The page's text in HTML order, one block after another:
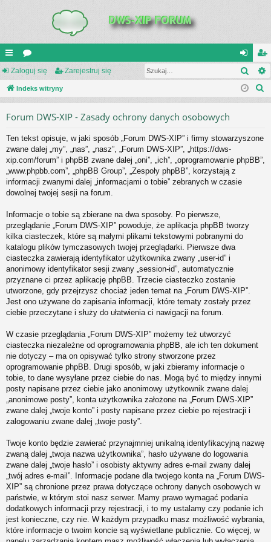
UI
C
IN
K
S
or
a
al
og
ę
ar
ej
si
Zaloguj się Zarejestruj się
Indeks witryny
Forum DWS-XIP - Zasady ochrony danych osobowych
Ten tekst opisuje, w jaki sposób „Forum DWS-XIP” i firmy stowarzyszone
zwane dalej „my”, „nas”, „nasz”, „Forum DWS-XIP”, „https://dws-
xip.com/forum” i phpBB zwane dalej „oni”, „ich”, „oprogramowanie phpBB”,
„www.phpbb.com”, „phpBB Group”, „Zespoły phpBB”, korzystają z
informacji zwanymi dalej „informacjami o tobie” zebranych w czasie
dowolnej twojej sesji na forum.
Informacje o tobie są zbierane na dwa sposoby. Po pierwsze,
przeglądanie „Forum DWS-XIP” powoduje, że aplikacja phpBB tworzy
kilka ciasteczek, które są małymi plikami tekstowymi pobranymi do
katalogu plików tymczasowych twojej przeglądarki. Pierwsze dwa
ciasteczka zawierają identyfikator użytkownika zwany „user-id” i
anonimowy identyfikator sesji zwany „session-id”, automatycznie
przyznane ci przez aplikację phpBB. Trzecie ciasteczko zostanie
utworzone, gdy przejrzysz chociaż jeden temat na „Forum DWS-XIP”.
Jest ono używane do zapisania informacji, które tematy zostały przez
ciebie przeczytane i służy do ułatwienia ci nawigacji na forum.
W czasie przeglądania „Forum DWS-XIP” możemy też utworzyć
ciasteczka niezależne od oprogramowania phpBB, ale ich ten dokument
nie dotyczy – ma on opisywać tylko strony stworzone przez
oprogramowanie phpBB. Drugi sposób, w jaki zbieramy informacje o
tobie, to dane wysyłane przez ciebie do nas. Mogą być to między innymi
posty napisane przez ciebie jako anonimowy użytkownik zwane dalej
„anonimowe posty”, konta użytkownika założone na „Forum DWS-XIP”
zwane dalej „twoje konto” i posty napisane przez ciebie po rejestracji i
zalogowaniu zwane dalej „twoje posty”.
Twoje konto będzie zawierać przynajmniej unikalną identyfikacyjną nazwę
zwaną dalej „twoja nazwa użytkownika”, hasło używane do logowania
zwane dalej „twoje hasło” i osobisty aktywny adres e-mail zwany dalej
„twój adres e-mail”. Informacje podane dla twojego konta na „Forum DWS-
XIP” są chronione przez prawa dotyczące ochrony danych osobowych w
państwie, w którym stoi nasz serwer. Mamy prawo wymagać podania
dodatkowych informacji przy rejestracji, i to my ustalamy czy podanie ich
jest konieczne, czy nie. W każdym przypadku masz możliwość wybrania,
które informacje o twoim koncie są wyświetlane publicznie. Co więcej, w